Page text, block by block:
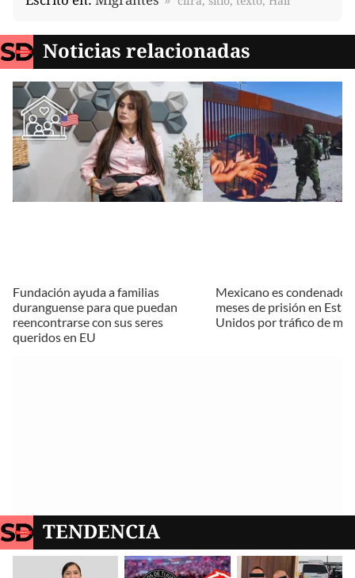
Noticias relacionadas
Fundación ayuda a familias
duranguense para que puedan
reencontrarse con sus seres
queridos en EU
Mexicano es condenado
meses de prisión en
Unidos por tráfico de
TENDENCIA